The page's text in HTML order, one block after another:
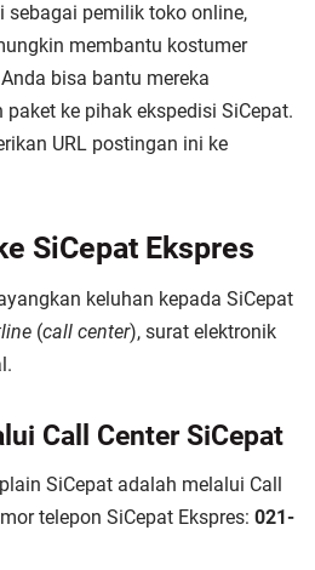
sebagai pemilik toko online,
membantu kostumer
bisa bantu mereka
ke pihak ekspedisi SiCepat.
URL postingan ini ke
SiCepat Ekspres
keluhan kepada SiCepat
(call center), surat elektronik
Call Center SiCepat
SiCepat adalah melalui Call
telepon SiCepat Ekspres: 021-